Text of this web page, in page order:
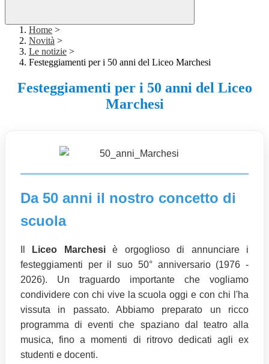
Home >
Novità >
Le notizie >
Festeggiamenti per i 50 anni del Liceo Marchesi
Festeggiamenti per i 50 anni del Liceo
Marchesi
Da 50 anni il nostro concetto di
scuola
Liceo Marchesiè orgoglioso di annunciare i
festeggiamenti per il suo 50° anniversario (1976 -
2026). Un traguardo importante che vogliamo
condividere con chi vive la scuola oggi e con chi l'ha
vissuta in passato. Abbiamo preparato un ricco
programma di eventi che spaziano dal teatro alla
musica, fino a momenti di ritrovo dedicati agli ex
studenti e docenti.